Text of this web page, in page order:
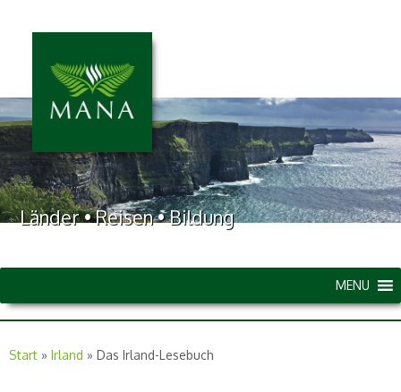
Länder • Reisen • Bildung
MENU
Start » Irland » Das Irland-Lesebuch